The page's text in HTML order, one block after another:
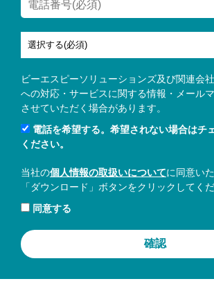
ビーエスピーソリューションズ及び関連会
への対応・サービスに関する情報・メール
させていただく場合があります。
電話を希望する。希望されない場合はチ
ください。
当社の個人情報の取扱いについてに同意い
「ダウンロード」ボタンをクリックしてくだ
同意する